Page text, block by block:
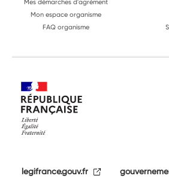
Mes démarches d'agrément
Mon espace organisme
FAQ organisme
legifrance.gouv.fr